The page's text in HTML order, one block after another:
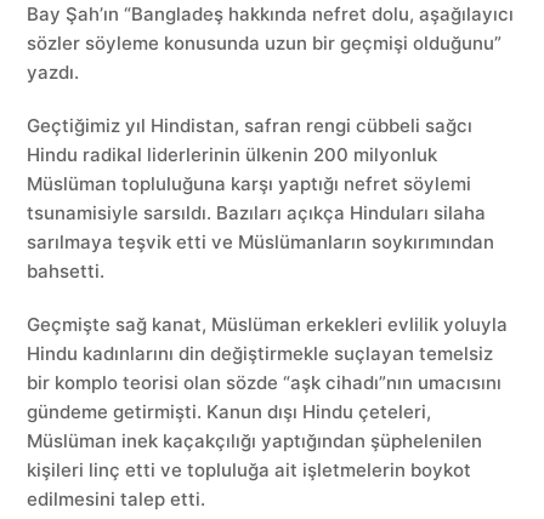
Bay Şah’ın “Bangladeş hakkında nefret dolu, aşağılayıcı
sözler söyleme konusunda uzun bir geçmişi olduğunu”
yazdı.
Geçtiğimiz yıl Hindistan, safran rengi cübbeli sağcı
Hindu radikal liderlerinin ülkenin 200 milyonluk
Müslüman topluluğuna karşı yaptığı nefret söylemi
tsunamisiyle sarsıldı. Bazıları açıkça Hinduları silaha
sarılmaya teşvik etti ve Müslümanların soykırımından
bahsetti.
Geçmişte sağ kanat, Müslüman erkekleri evlilik yoluyla
Hindu kadınlarını din değiştirmekle suçlayan temelsiz
bir komplo teorisi olan sözde “aşk cihadı”nın umacısını
gündeme getirmişti. Kanun dışı Hindu çeteleri,
Müslüman inek kaçakçılığı yaptığından şüphelenilen
kişileri linç etti ve topluluğa ait işletmelerin boykot
edilmesini talep etti.